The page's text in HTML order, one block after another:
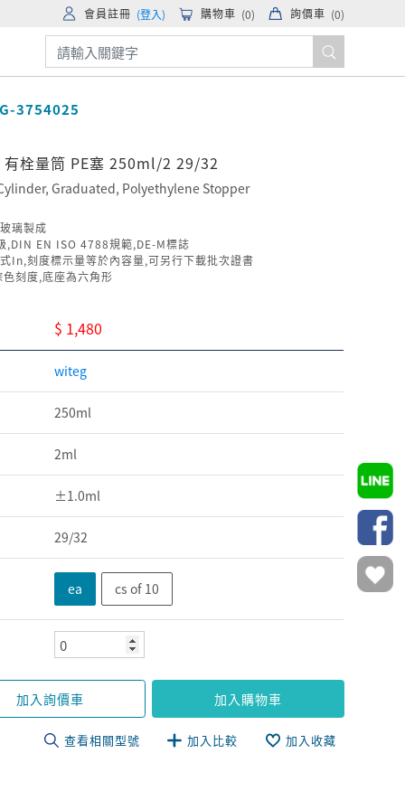
會員註冊 (登入) 購物車 (0) 詢價車 (0)
3754025
有栓量筒 PE塞 250ml/2 29/32
Graduated, Polyethylene Stopper
璃製成
,DIN EN ISO 4788規範,DE-M標誌
In,刻度標示量等於內容量,可另行下載批次證書
色刻度,底座為六角形
$ 1,480
witeg
250ml
2ml
±1.0ml
29/32
ea cs of 10
加入詢價車 加入購物車
查看相關型號 加入比較 加入收藏